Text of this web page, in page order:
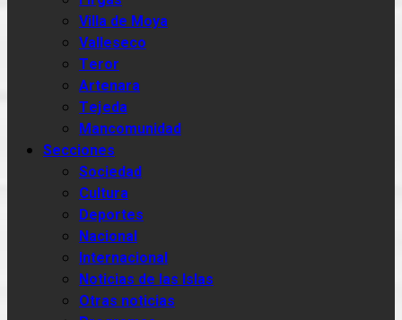
Villa de Moya
Valleseco
Teror
Artenara
Tejeda
Mancomunidad
Secciones
Sociedad
Cultura
Deportes
Nacional
Internacional
Noticias de las Islas
Otras noticias